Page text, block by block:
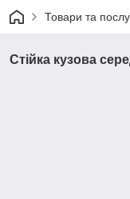
Товари та
Стійка кузова